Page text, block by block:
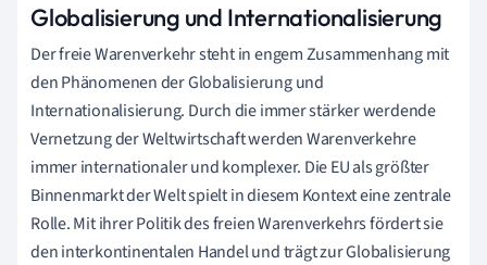
Globalisierung und Internationalisierung
Der freie Warenverkehr steht in engem Zusammenhang mit
den Phänomenen der Globalisierung und
Internationalisierung. Durch die immer stärker werdende
Vernetzung der Weltwirtschaft werden Warenverkehre
immer internationaler und komplexer. Die EU als größter
Binnenmarkt der Welt spielt in diesem Kontext eine zentrale
Rolle. Mit ihrer Politik des freien Warenverkehrs fördert sie
den interkontinentalen Handel und trägt zur Globalisierung